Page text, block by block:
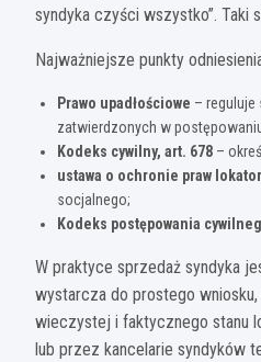
syndyka czyści wszystko”. Taki
Najważniejsze punkty
Prawo upadłościowe – reguluje
zatwierdzonych w
Kodeks cywilny, art. 678 –
ustawa o ochronie praw
socjalnego;
Kodeks postępowania
W praktyce sprzedaż syndyka
wystarcza do prostego
wieczystej i faktycznego stanu
lub przez kancelarie syndyków